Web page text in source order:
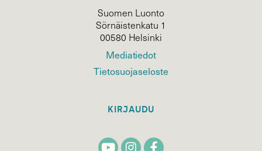
Suomen Luonto
Sörnäistenkatu 1
00580 Helsinki
Mediatiedot
Tietosuojaseloste
KIRJAUDU